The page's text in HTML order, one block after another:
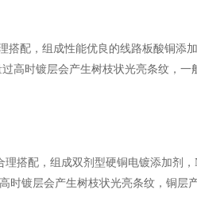
搭配，组成性能优良的线路板酸铜添
高时镀层会产生树枝状光亮条纹，一
理搭配，组成双剂型硬铜电镀添加剂
镀层会产生树枝状光亮条纹，铜层